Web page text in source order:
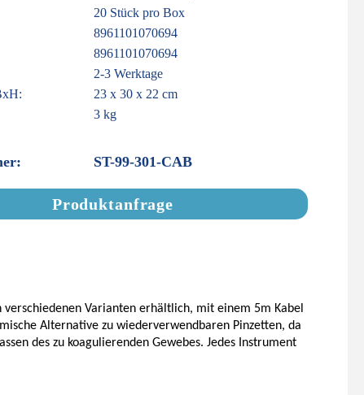
20 Stück pro Box
8961101070694
8961101070694
2-3 Werktage
23 x 30 x 22 cm
3 kg
ST-99-301-CAB
Produktanfrage
Varianten erhältlich, mit einem 5m Kabel
Alternative zu wiederverwendbaren Pinzetten, da
des zu koagulierenden Gewebes. Jedes Instrument